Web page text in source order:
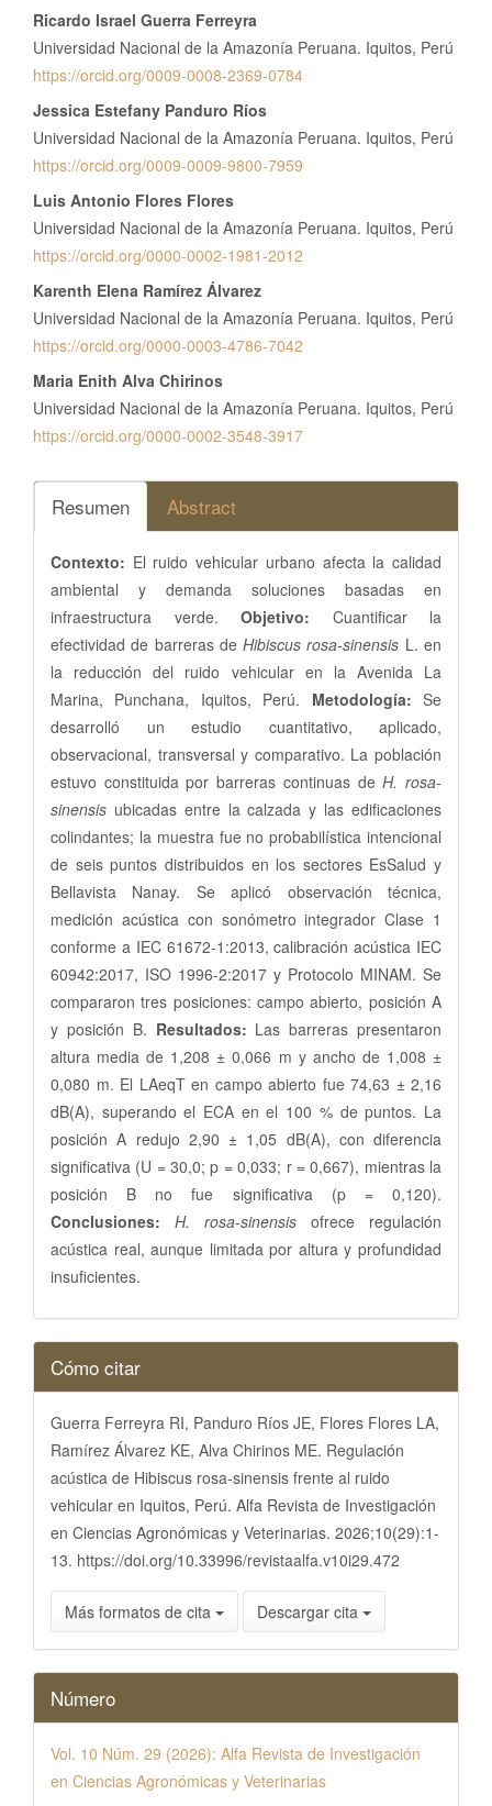
Contenido
principal
del
artículo
Ricardo Israel Guerra Ferreyra
Universidad Nacional de la Amazonía Peruana. Iquitos, Perú
https://orcid.org/0009-0008-2369-0784
Jessica Estefany Panduro Ríos
Universidad Nacional de la Amazonía Peruana. Iquitos, Perú
https://orcid.org/0009-0009-9800-7959
Luis Antonio Flores Flores
Universidad Nacional de la Amazonía Peruana. Iquitos, Perú
https://orcid.org/0000-0002-1981-2012
Karenth Elena Ramírez Álvarez
Universidad Nacional de la Amazonía Peruana. Iquitos, Perú
https://orcid.org/0000-0003-4786-7042
Maria Enith Alva Chirinos
Universidad Nacional de la Amazonía Peruana. Iquitos, Perú
https://orcid.org/0000-0002-3548-3917
Resumen Abstract
Contexto: El ruido vehicular urbano afecta la calidad
ambiental y demanda soluciones basadas en
infraestructura verde. Objetivo: Cuantificar la
efectividad de barreras deHibiscus rosa-sinensis L. en
la reducción del ruido vehicular en la Avenida La
Marina, Punchana, Iquitos, Perú. Metodología: Se
desarrolló un estudio cuantitativo, aplicado,
observacional, transversal y comparativo. La población
estuvo constituida por barreras continuas deH. rosa-
sinensis ubicadas entre la calzada y las edificaciones
colindantes; la muestra fue no probabilística intencional
de seis puntos distribuidos en los sectores EsSalud y
Bellavista Nanay. Se aplicó observación técnica,
medición acústica con sonómetro integrador Clase 1
conforme a IEC 61672-1:2013, calibración acústica IEC
60942:2017, ISO 1996-2:2017 y Protocolo MINAM. Se
compararon tres posiciones: campo abierto, posición A
y posición B. Resultados: Las barreras presentaron
altura media de 1,208 ± 0,066 m y ancho de 1,008 ±
0,080 m. El LAeqT en campo abierto fue 74,63 ± 2,16
dB(A), superando el ECA en el 100 % de puntos. La
posición A redujo 2,90 ± 1,05 dB(A), con diferencia
significativa (U = 30,0; p = 0,033; r = 0,667), mientras la
posición B no fue significativa (p = 0,120).
Conclusiones:
H. rosa-sinensis ofrece regulación
acústica real, aunque limitada por altura y profundidad
insuficientes.
Detalles
del
artículo
Cómo citar
Guerra Ferreyra RI, Panduro Ríos JE, Flores Flores LA,
Ramírez Álvarez KE, Alva Chirinos ME. Regulación
acústica de Hibiscus rosa-sinensis frente al ruido
vehicular en Iquitos, Perú. Alfa Revista de Investigación
en Ciencias Agronómicas y Veterinarias. 2026;10(29):1-
13. https://doi.org/10.33996/revistaalfa.v10i29.472
Más formatos de cita Descargar cita
Número
Vol. 10 Núm. 29 (2026): Alfa Revista de Investigación
en Ciencias Agronómicas y Veterinarias